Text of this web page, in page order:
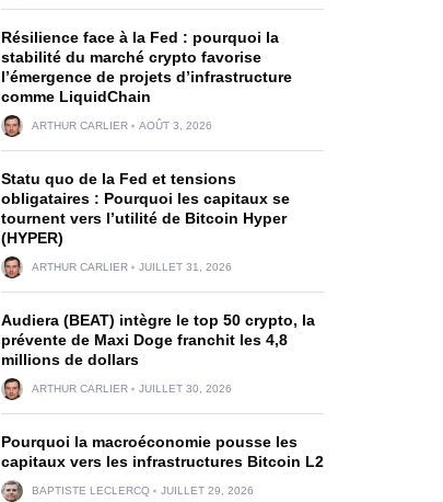
Résilience face à la Fed : pourquoi la
stabilité du marché crypto favorise
l’émergence de projets d’infrastructure
comme LiquidChain
ARTHUR CARLIER AOÛT 3, 2026
Statu quo de la Fed et tensions
obligataires : Pourquoi les capitaux se
tournent vers l’utilité de Bitcoin Hyper
(HYPER)
ARTHUR CARLIER JUILLET 31, 2026
Audiera (BEAT) intègre le top 50 crypto, la
prévente de Maxi Doge franchit les 4,8
millions de dollars
ARTHUR CARLIER JUILLET 30, 2026
Pourquoi la macroéconomie pousse les
capitaux vers les infrastructures Bitcoin L2
BAPTISTE LECLERCQ JUILLET 29, 2026